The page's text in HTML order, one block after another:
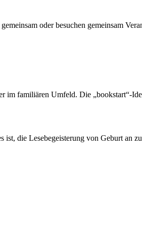
oder besuchen gemeinsam
familiären Umfeld. Die „bookstart“-
ist, die Lesebegeisterung von Geburt an